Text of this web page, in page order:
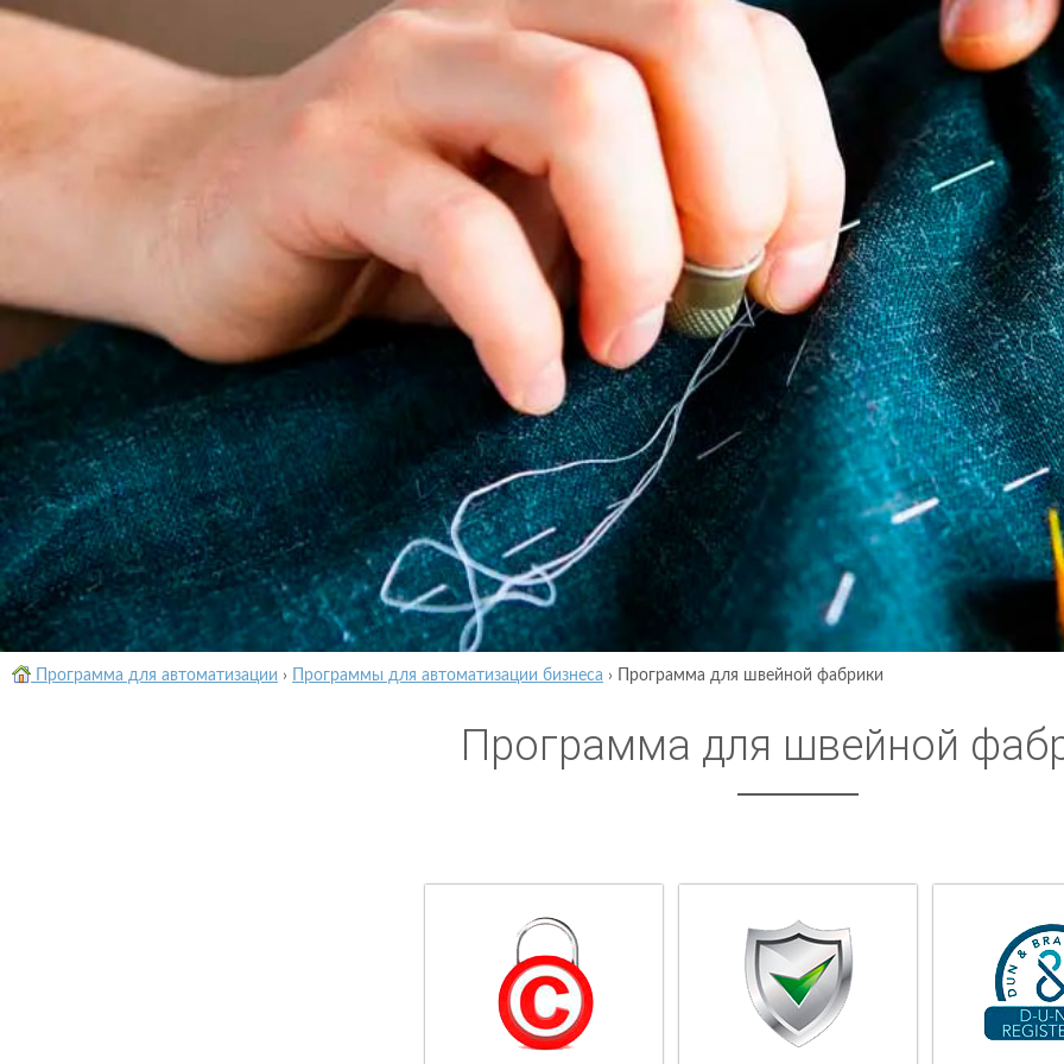
Программа для автоматизации › Программы для автоматизации бизнеса › Программа для швейной фабрики
Программа для швейной